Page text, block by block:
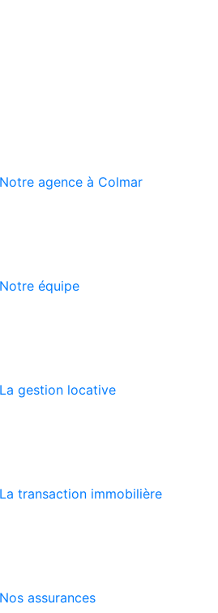
Notre agence à Colmar
Notre équipe
La gestion locative
La transaction immobilière
Nos assurances